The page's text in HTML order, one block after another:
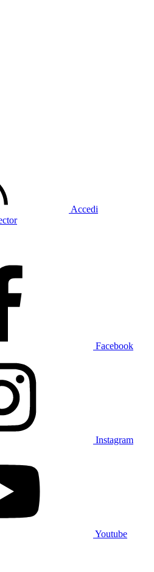
Accedi
Facebook
Instagram
Youtube